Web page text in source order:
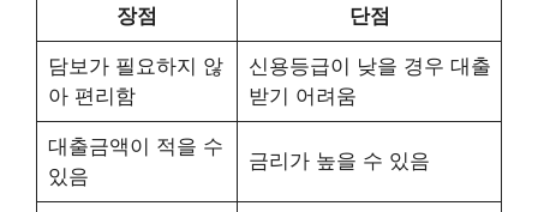
장점 단점
담보가 필요하지 않
아 편리함
신용등급이 낮을 경우 대출
받기 어려움
대출금액이 적을 수
있음
금리가 높을 수 있음